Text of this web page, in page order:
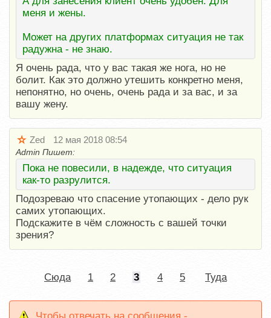
меня и жены.
Может на других платформах ситуация не так
радужна - не знаю.
Я очень рада, что у вас такая же нога, но не
болит. Как это должно утешить конкретно меня,
непонятно, но очень, очень рада и за вас, и за
вашу жену.
Zed 12 мая 2018 08:54
Admin Пишет:
Пока не повесили, в надежде, что ситуация
как-то разрулится.
Подозреваю что спасение утопающих - дело рук
самих утопающих.
Подскажите в чём сложность с вашей точки
зрения?
Сюда 1 2 3 4 5 Туда